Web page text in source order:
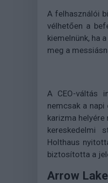
A felhasználói
vélhetően a
kiemelnünk, ha
meg a
A CEO-váltás
nemcsak a
karizma
kereskedelmi
Holthaus
biztosította a
Arrow